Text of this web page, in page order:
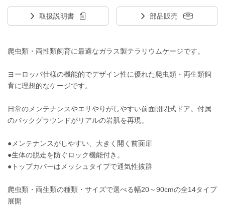
取扱説明書 部品販売
爬虫類・両性類飼育に最適なガラス製テラリウムケージです。
ヨーロッパ仕様の機能的でデザイン性に優れた爬虫類・両生類飼
育に理想的なケージです。
日常のメンテナンスやエサやりがしやすい前面開閉式ドア。付属
のバックグラウンドがリアルの岩肌を再現。
●メンテナンスがしやすい、大きく開く前面扉
●生体の脱走を防ぐロック機能付き。
●トップカバーはメッシュタイプで通気性抜群
爬虫類・両生類の種類・サイズで選べる幅20～90cmの全14タイプ
展開